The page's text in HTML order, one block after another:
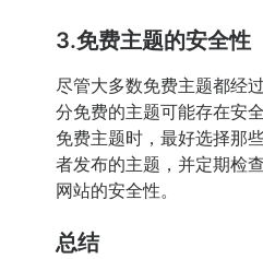
3.免费主题的安全性
尽管大多数免费主题都经
分免费的主题可能存在安
免费主题时，最好选择那
者发布的主题，并定期检
网站的安全性。
总结